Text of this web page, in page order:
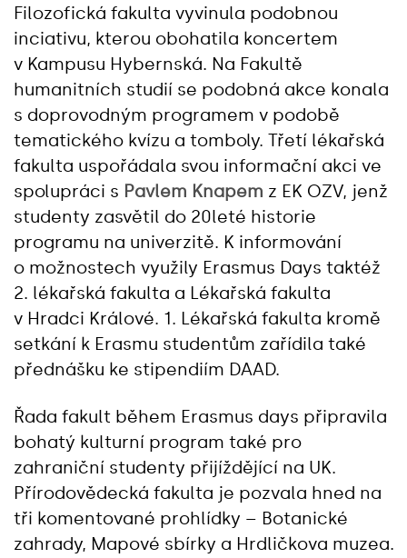
Filozofická fakulta vyvinula podobnou
inciativu, kterou obohatila koncertem
v Kampusu Hybernská. Na Fakultě
humanitních studií se podobná akce konala
s doprovodným programem v podobě
tematického kvízu a tomboly. Třetí lékařská
fakulta uspořádala svou informační akci ve
spolupráci s Pavlem Knapem z EK OZV, jenž
studenty zasvětil do 20leté historie
programu na univerzitě. K informování
o možnostech využily Erasmus Days taktéž
2. lékařská fakulta a Lékařská fakulta
v Hradci Králové. 1. Lékařská fakulta kromě
setkání k Erasmu studentům zařídila také
přednášku ke stipendiím DAAD.
Řada fakult během Erasmus days připravila
bohatý kulturní program také pro
zahraniční studenty přijíždějící na UK.
Přírodovědecká fakulta je pozvala hned na
tři komentované prohlídky – Botanické
zahrady, Mapové sbírky a Hrdličkova muzea.